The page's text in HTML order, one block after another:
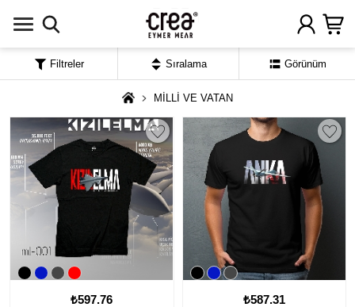
MİLLİ VE VATAN
₺597.76 ₺587.31
Filtreler Sıralama Görünüm